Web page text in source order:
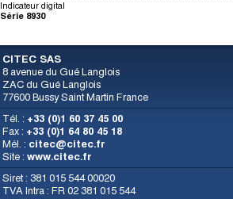
Indicateur digital
Série 8930
CITEC SAS
8 avenue du Gué Langlois
ZAC du Gué Langlois
77600 Bussy Saint Martin France
Tél. : +33 (0)1 60 37 45 00
Fax : +33 (0)1 64 80 45 18
Mél. : citec@citec.fr
Site : www.citec.fr
Siret : 381 015 544 00020
TVA Intra : FR 02 381 015 544